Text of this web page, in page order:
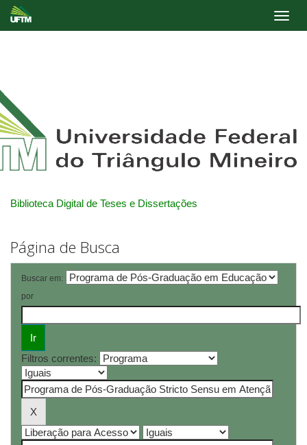
Biblioteca Digital de Teses e Dissertações
Página de Busca
Buscar em:
por
Filtros correntes: